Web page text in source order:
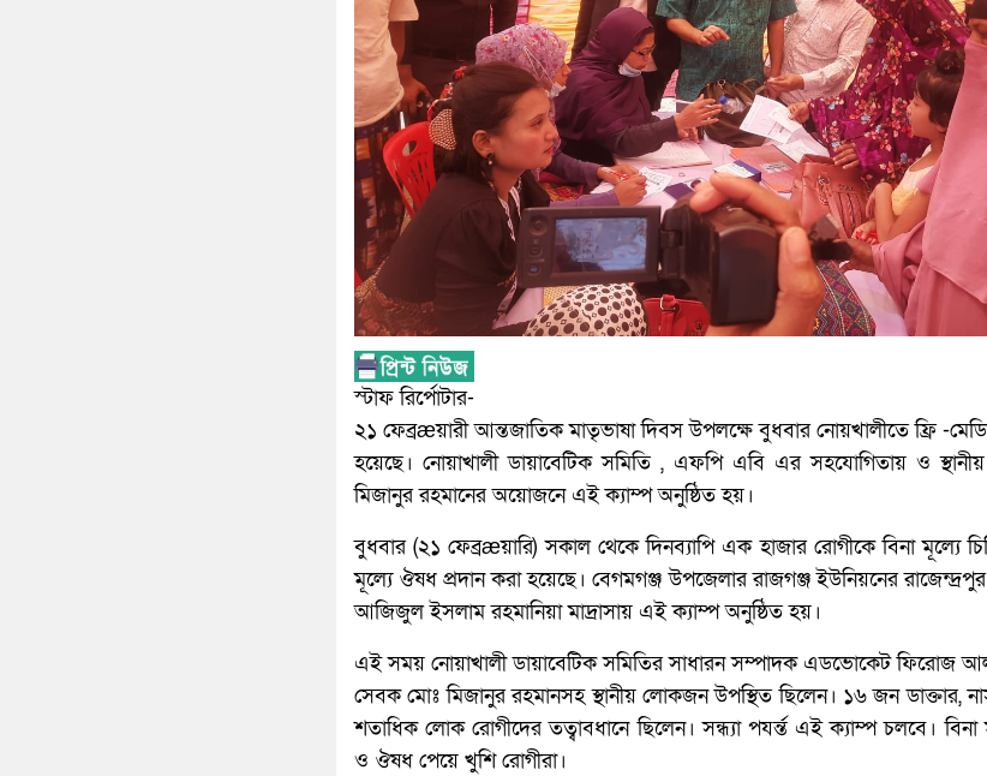
স্টাফ রির্পোটার-
২১ ফেব্রæয়ারী আন্তজাতিক মাতৃভাষা দিবস উপলক্ষে বুধবার নোয়খালীতে ফ্রি -
হয়েছে। নোয়াখালী ডায়াবেটিক সমিতি , এফপি এবি এর সহযোগিতায় ও
মিজানুর রহমানের অয়োজনে এই ক্যাম্প অনুষ্ঠিত হয়।
বুধবার (২১ ফেব্রæয়ারি) সকাল থেকে দিনব্যাপি এক হাজার রোগীকে বিনা মূল্যে
মূল্যে ঔষধ প্রদান করা হয়েছে। বেগমগঞ্জ উপজেলার রাজগঞ্জ ইউনিয়নের
আজিজুল ইসলাম রহমানিয়া মাদ্রাসায় এই ক্যাম্প অনুষ্ঠিত হয়।
এই সময় নোয়াখালী ডায়াবেটিক সমিতির সাধারন সম্পাদক এডভোকেট
সেবক মোঃ মিজানুর রহমানসহ স্থানীয় লোকজন উপস্থিত ছিলেন। ১৬ জন ডাক্তার,
শতাধিক লোক রোগীদের তত্বাবধানে ছিলেন। সন্ধ্যা পযর্ন্ত এই ক্যাম্প চলবে। বিনা
ও ঔষধ পেয়ে খুশি রোগীরা।